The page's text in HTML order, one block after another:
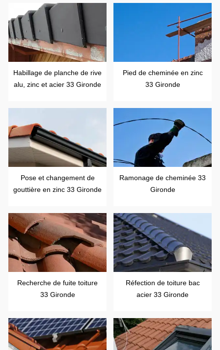
Habillage de planche de rive
alu, zinc et acier 33 Gironde
Pied de cheminée en zinc
33 Gironde
Pose et changement de
gouttière en zinc 33 Gironde
Ramonage de cheminée 33
Gironde
Recherche de fuite toiture
33 Gironde
Réfection de toiture bac
acier 33 Gironde